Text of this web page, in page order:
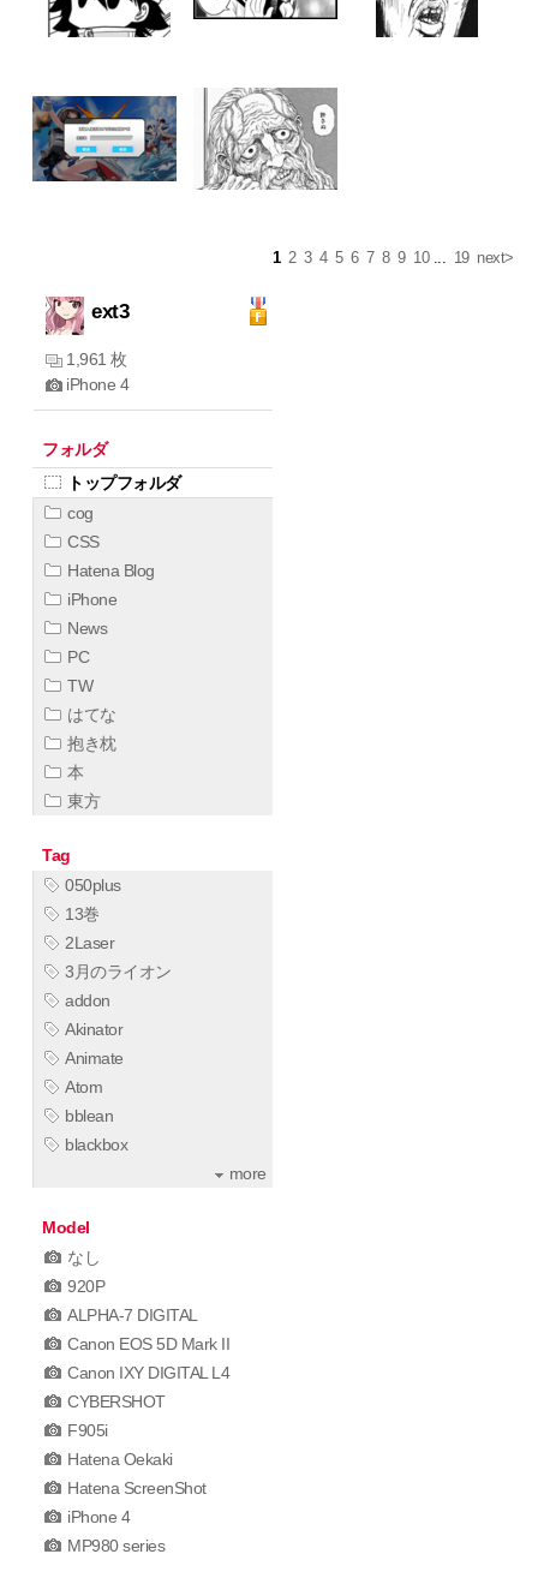
1 2 3 4 5 6 7 8 9 10... 19 next>
ext3
1,961 枚
iPhone 4
フォルダ
トップフォルダ
cog
CSS
Hatena Blog
iPhone
News
PC
TW
はてな
抱き枕
本
東方
Tag
050plus
13巻
2Laser
3月のライオン
addon
Akinator
Animate
Atom
bblean
blackbox
more
Model
なし
920P
ALPHA-7 DIGITAL
Canon EOS 5D Mark II
Canon IXY DIGITAL L4
CYBERSHOT
F905i
Hatena Oekaki
Hatena ScreenShot
iPhone 4
MP980 series